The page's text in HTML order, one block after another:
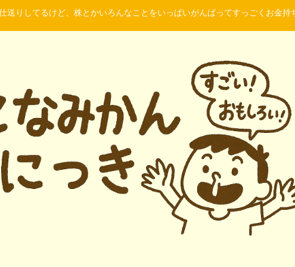
送りしてるけど、株とかいろんなことをいっぱいがんばってすっごくお金